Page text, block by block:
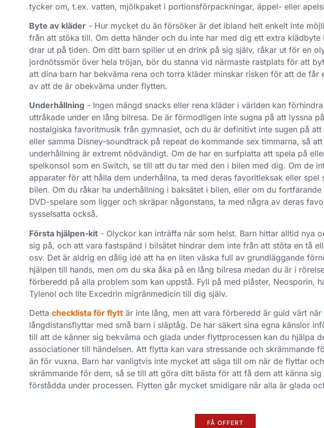
tycker om, t.ex. vatten, mjölkpaket i portionsförpackningar, äppel- eller
Byte av kläder - Hur mycket du än försöker är det ibland helt enkelt inte
från att stöka till. Om detta händer och du inte har med dig ett extra
drar ut på tiden. Om ditt barn spiller ut en drink på sig själv, råkar ut för en
jordnötssmör över hela tröjan, bör du stanna vid närmaste rastplats för att
att dina barn har bekväma rena och torra kläder minskar risken för att de får
av att de är obekväma under flytten.
Underhållning - Ingen mängd snacks eller rena kläder i världen kan
uttråkade under en lång bilresa. De är förmodligen inte sugna på att lyssna
nostalgiska favoritmusik från gymnasiet, och du är definitivt inte sugen på att
eller samma Disney-soundtrack på repeat de kommande sex timmarna, så
underhållning är extremt nödvändigt. Om de har en surfplatta att spela på
spelkonsol som en Switch, se till att du tar med den i bilen med dig. Om de
apparater för att hålla dem underhållna, ta med deras favoritleksak eller spel
bilen. Om du råkar ha underhållning i baksätet i bilen, eller om du
DVD-spelare som ligger och skräpar någonstans, ta med några av deras
sysselsatta också.
Första hjälpen-kit - Olyckor kan inträffa när som helst. Barn hittar alltid nya
sig på, och att vara fastspänd i bilsätet hindrar dem inte från att stöta en tå
osv. Det är aldrig en dålig idé att ha en liten väska full av grundläggande
hjälpen till hands, men om du ska åka på en lång bilresa medan du är i
förberedd på alla problem som kan uppstå. Fyll på med plåster, Neosporin,
Tylenol och lite Excedrin migränmedicin till dig själv.
Detta checklista för flytt är inte lång, men att vara förberedd är guld värt
långdistansflyttar med små barn i släptåg. De har säkert sina egna känslor
till att de känner sig bekväma och glada under flyttprocessen kan du hjälpa
associationer till händelsen. Att flytta kan vara stressande och skrämmande
än för vuxna. Barn har vanligtvis inte mycket att säga till om när de flyttar
skrämmande för dem, så se till att göra ditt bästa för att få dem att känna
förstådda under processen. Flytten går mycket smidigare när alla är glada
FÅ OFFERT